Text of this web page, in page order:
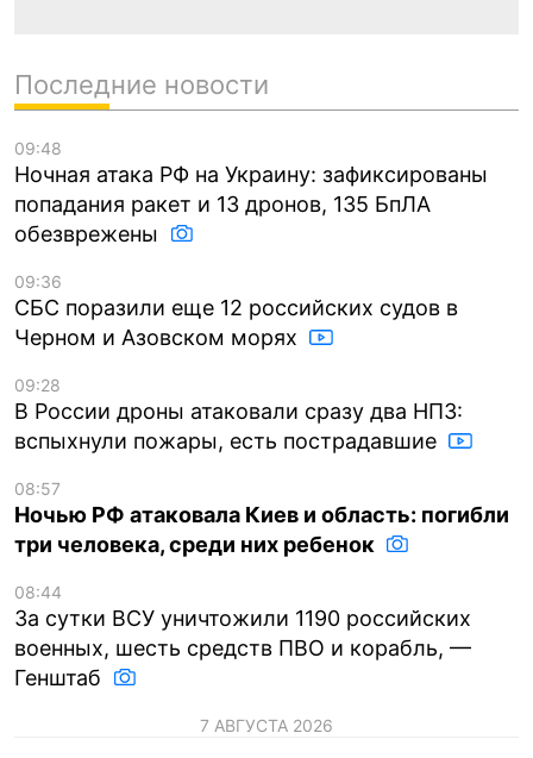
Последние новости
09:48
Ночная атака РФ на Украину: зафиксированы
попадания ракет и 13 дронов, 135 БпЛА
обезврежены
09:36
СБС поразили еще 12 российских судов в
Черном и Азовском морях
09:28
В России дроны атаковали сразу два НПЗ:
вспыхнули пожары, есть пострадавшие
08:57
Ночью РФ атаковала Киев и область: погибли
три человека, среди них ребенок
08:44
За сутки ВСУ уничтожили 1190 российских
военных, шесть средств ПВО и корабль, —
Генштаб
7 АВГУСТА 2026